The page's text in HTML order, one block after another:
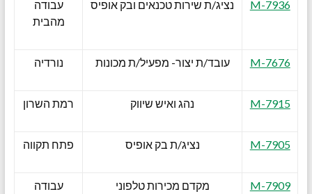
M-7936 נציג/ת שירות טכנאים ובק אופיס
עבודה
מהבית
M-7676 עובד/ת יצור- מפעיל/ת מכונות נורדיה
M-7915 נהג ואיש שיווק רמת השרון
M-7905 נציג/ת בק אופיס פתח תקווה
M-7909 מקדם מכירות טלפוני
עבודה